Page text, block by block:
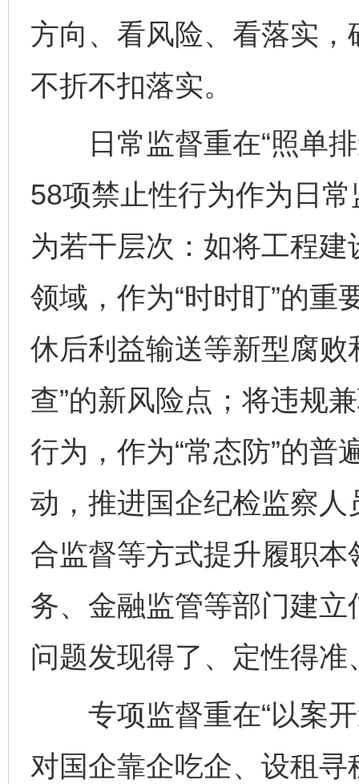
方向、看风险、看落实
不折不扣落实。
日常监督重在“照单排
58项禁止性行为作为日
为若干层次：如将工程
领域，作为“时时盯”的重
休后利益输送等新型腐败
查”的新风险点；将违规
行为，作为“常态防”的普
动，推进国企纪检监察
合监督等方式提升履职
务、金融监管等部门建
问题发现得了、定性得准
专项监督重在“以案开
对国企靠企吃企、设租